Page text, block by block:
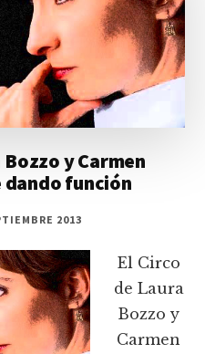
y Carmen
función
2013
El Circo
de Laura
Bozzo y
Carmen